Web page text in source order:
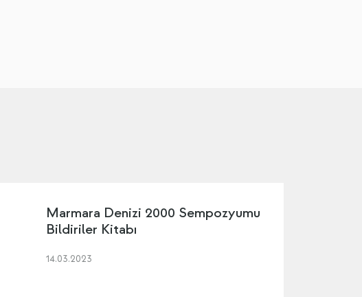
Marmara Denizi 2000 Sempozyumu
Bildiriler Kitabı
14.03.2023